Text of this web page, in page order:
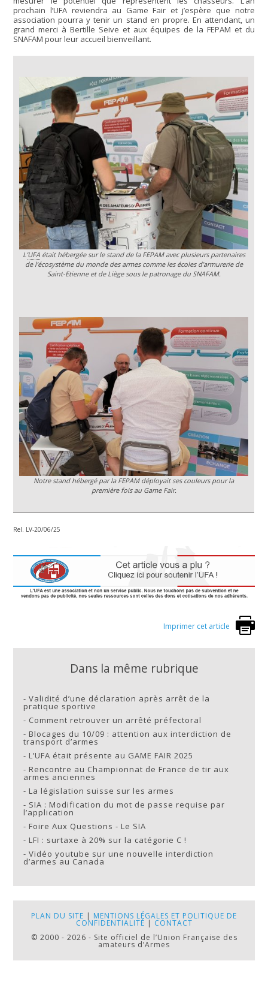
prochain l’UFA reviendra au Game Fair et j’espère que notre
association pourra y tenir un stand en propre. En attendant, un
grand merci à Bertille Seive et aux équipes de la FEPAM et du
SNAFAM pour leur accueil bienveillant.
L’UFAétait hébergée sur le stand de la FEPAM avec plusieurs partenaires
de l’écosystème du monde des armes comme les écoles d’armurerie de
Saint-Etienne et de Liège sous le patronage du SNAFAM.
Notre stand hébergé par la FEPAM déployait ses couleurs pour la
première fois au Game Fair.
Rel. LV-20/06/25
Imprimer cet article
Dans la même rubrique
-Validité d’une déclaration après arrêt de la
pratique sportive
- Comment retrouver un arrêté préfectoral
-Blocages du 10/09 : attention aux interdiction de
transport d’armes
-L’UFA était présente au GAME FAIR 2025
-Rencontre au Championnat de France de tir aux
armes anciennes
-La législation suisse sur les armes
- SIA : Modification du mot de passe requise par
l’application
-Foire Aux Questions - Le SIA
-LFI : surtaxe à 20% sur la catégorie C !
-Vidéo youtube sur une nouvelle interdiction
d’armes au Canada
PLAN DU SITE | MENTIONS LÉGALES ET POLITIQUE DE
CONFIDENTIALITÉ | CONTACT
© 2000 - 2026 - Site officiel de l’Union Française des
amateurs d’Armes